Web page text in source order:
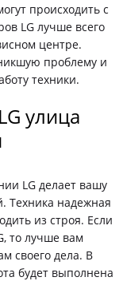
происходить с
LG лучше всего
центре.
проблему и
техники.
улица
LG делает вашу
Техника надежная
из строя. Если
то лучше вам
своего дела. В
будет выполнена